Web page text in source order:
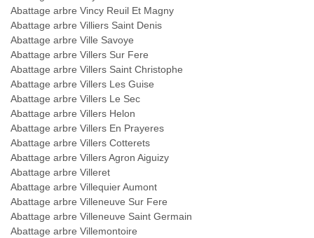
Abattage arbre Vincy Reuil Et Magny
Abattage arbre Villiers Saint Denis
Abattage arbre Ville Savoye
Abattage arbre Villers Sur Fere
Abattage arbre Villers Saint Christophe
Abattage arbre Villers Les Guise
Abattage arbre Villers Le Sec
Abattage arbre Villers Helon
Abattage arbre Villers En Prayeres
Abattage arbre Villers Cotterets
Abattage arbre Villers Agron Aiguizy
Abattage arbre Villeret
Abattage arbre Villequier Aumont
Abattage arbre Villeneuve Sur Fere
Abattage arbre Villeneuve Saint Germain
Abattage arbre Villemontoire